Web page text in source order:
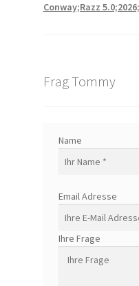
Conway;Razz
Frag Tommy
Name
Email Adresse
Ihre Frage